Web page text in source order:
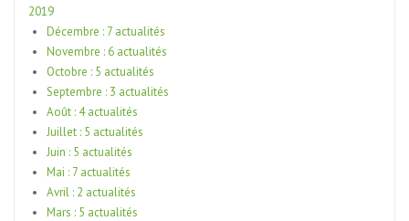
2019
Décembre : 7 actualités
Novembre : 6 actualités
Octobre : 5 actualités
Septembre : 3 actualités
Août : 4 actualités
Juillet : 5 actualités
Juin : 5 actualités
Mai : 7 actualités
Avril : 2 actualités
Mars : 5 actualités